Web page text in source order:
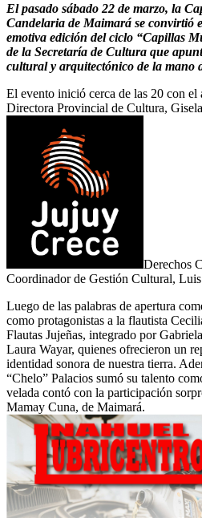
El pasado sábado 22 de marzo, la
Candelaria de Maimará se convirtió
emotiva edición del ciclo “Capillas
de la Secretaría de Cultura que
cultural y arquitectónico de la mano
El evento inició cerca de las 20 con el
Directora Provincial de Cultura,
Derechos
Coordinador de Gestión Cultural,
Luego de las palabras de apertura
como protagonistas a la flautista
Flautas Jujeñas, integrado por
Laura Wayar, quienes ofrecieron un
identidad sonora de nuestra tierra.
“Chelo” Palacios sumó su talento
velada contó con la participación
Mamay Cuna, de Maimará.